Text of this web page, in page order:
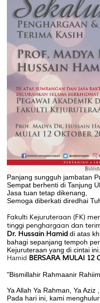
Panjang sungguh jambatan
Sempat berhenti di Tanjung
Jasa tuan tetap dikenang,
Semoga diberkati diredhai
Fakulti Kejuruteraan (FK)
tinggi penghargaan dan
Dr. Hussain Hamid di atas
bahagi sepanjang tempoh
Kejuruteraan yang di cintai ini.
Hamid BERSARA MULAI 12
"Bismillahir Rahmaanir
Ya Allah Ya Rahman, Ya Aziz
Pada hari ini, kami